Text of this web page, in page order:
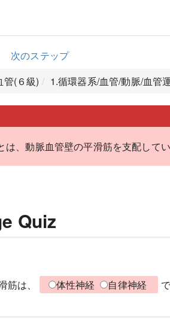
次のステップ
管(６級) 1.循環器系/血管/動脈/血管
は、動脈血管壁の平滑筋を支配して
Quiz
筋は、
体性神経 自律神経